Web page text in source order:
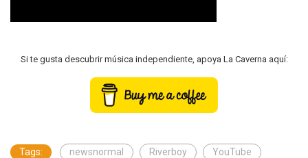
Si te gusta descubrir música independiente, apoya La Caverna aquí:
Tags: newsnormal Riverboy YouTube